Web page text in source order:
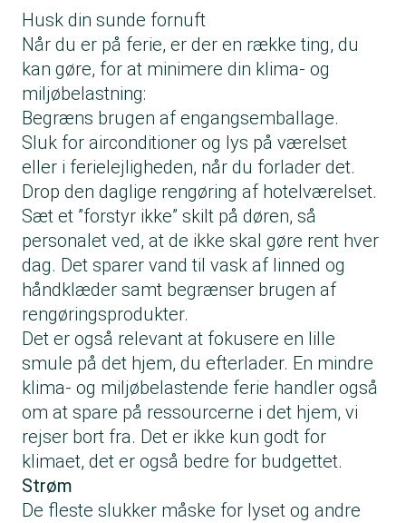
Husk din sunde fornuft
Når du er på ferie, er der en række ting, du
kan gøre, for at minimere din klima- og
miljøbelastning:
Begræns brugen af engangsemballage.
Sluk for airconditioner og lys på værelset
eller i ferielejligheden, når du forlader det.
Drop den daglige rengøring af hotelværelset.
Sæt et ”forstyr ikke” skilt på døren, så
personalet ved, at de ikke skal gøre rent hver
dag. Det sparer vand til vask af linned og
håndklæder samt begrænser brugen af
rengøringsprodukter.
Det er også relevant at fokusere en lille
smule på det hjem, du efterlader. En mindre
klima- og miljøbelastende ferie handler også
om at spare på ressourcerne i det hjem, vi
rejser bort fra. Det er ikke kun godt for
klimaet, det er også bedre for budgettet.
Strøm
De fleste slukker måske for lyset og andre